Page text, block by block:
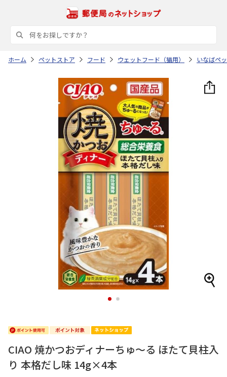
ホーム ペットストア フード ウェットフード（猫用） いなばペ
1 2
CIAO 焼かつおディナーちゅ～る ほたて貝柱入
り 本格だし味 14g×4本